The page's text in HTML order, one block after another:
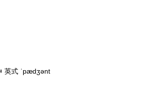
英式 ˈpædʒənt